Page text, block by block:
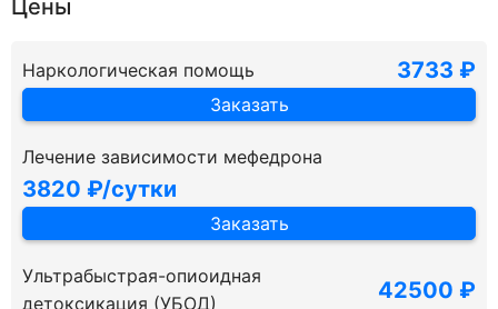
Цены
Наркологическая помощь
Заказать
3733 ₽
Лечение зависимости мефедрона
Заказать
3820 ₽/сутки
Ультрабыстрая-опиоидная
детоксикация (УБОД)
42500 ₽